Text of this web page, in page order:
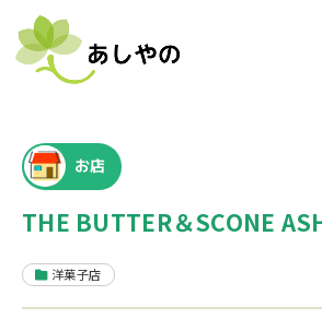
お店
THE BUTTER＆SCONE
洋菓子店